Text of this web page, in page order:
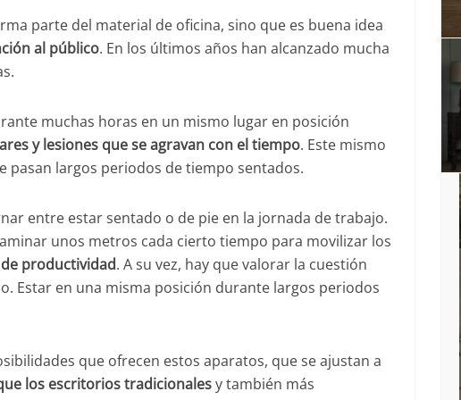
parte del material de oficina, sino que es buena idea
al público. En los últimos años han alcanzado mucha
muchas horas en un mismo lugar en posición
y lesiones que se agravan con el tiempo. Este mismo
pasan largos periodos de tiempo sentados.
entre estar sentado o de pie en la jornada de trabajo.
unos metros cada cierto tiempo para movilizar los
productividad. A su vez, hay que valorar la cuestión
Estar en una misma posición durante largos periodos
que ofrecen estos aparatos, que se ajustan a
los escritorios tradicionalesy también más